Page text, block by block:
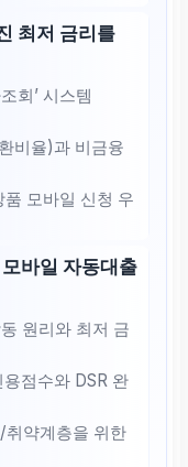
최저 금리를
회’ 시스템
비율)과 비금융
모바일 신청 우
바일 자동대출
원리와 최저 금
점수와 DSR 완
약계층을 위한